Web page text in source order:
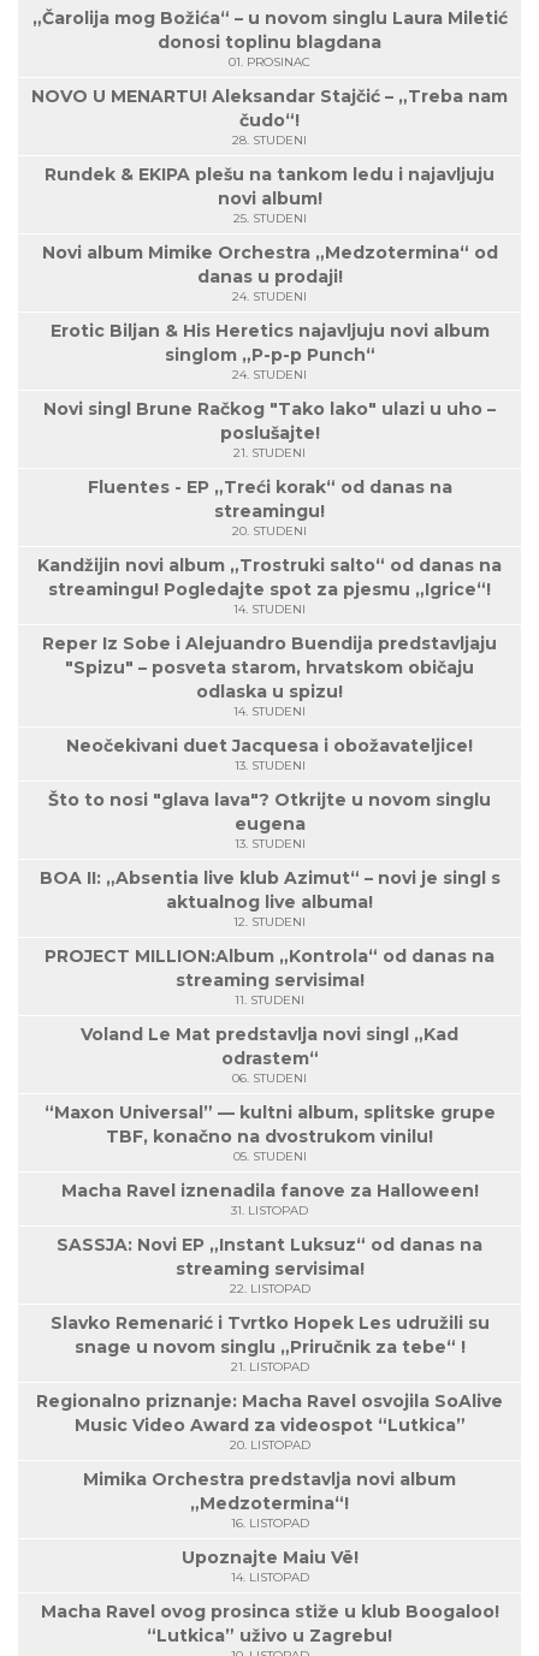
„Čarolija mog Božića“ – u novom singlu Laura Miletić
donosi toplinu blagdana
01. PROSINAC
NOVO U MENARTU! Aleksandar Stajčić – „Treba nam
čudo“!
28. STUDENI
Rundek & EKIPA plešu na tankom ledu i najavljuju
novi album!
25. STUDENI
Novi album Mimike Orchestra „Medzotermina“ od
danas u prodaji!
24. STUDENI
Erotic Biljan & His Heretics najavljuju novi album
singlom „P-p-p Punch“
24. STUDENI
Novi singl Brune Račkog "Tako lako" ulazi u uho –
poslušajte!
21. STUDENI
Fluentes - EP „Treći korak“ od danas na
streamingu!
20. STUDENI
Kandžijin novi album „Trostruki salto“ od danas na
streamingu! Pogledajte spot za pjesmu „Igrice“!
14. STUDENI
Reper Iz Sobe i Alejuandro Buendija predstavljaju
"Spizu" – posveta starom, hrvatskom običaju
odlaska u spizu!
14. STUDENI
Neočekivani duet Jacquesa i obožavateljice!
13. STUDENI
Što to nosi "glava lava"? Otkrijte u novom singlu
eugena
13. STUDENI
BOA II: „Absentia live klub Azimut“ – novi je singl s
aktualnog live albuma!
12. STUDENI
PROJECT MILLION:Album „Kontrola“ od danas na
streaming servisima!
11. STUDENI
Voland Le Mat predstavlja novi singl „Kad
odrastem“
06. STUDENI
“Maxon Universal” — kultni album, splitske grupe
TBF, konačno na dvostrukom vinilu!
05. STUDENI
Macha Ravel iznenadila fanove za Halloween!
31. LISTOPAD
SASSJA: Novi EP „Instant Luksuz“ od danas na
streaming servisima!
22. LISTOPAD
Slavko Remenarić i Tvrtko Hopek Les udružili su
snage u novom singlu „Priručnik za tebe“ !
21. LISTOPAD
Regionalno priznanje: Macha Ravel osvojila SoAlive
Music Video Award za videospot “Lutkica”
20. LISTOPAD
Mimika Orchestra predstavlja novi album
„Medzotermina“!
16. LISTOPAD
Upoznajte Maiu Vë!
14. LISTOPAD
Macha Ravel ovog prosinca stiže u klub Boogaloo!
“Lutkica” uživo u Zagrebu!